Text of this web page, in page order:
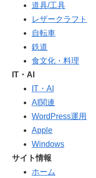
道具/工具
レザークラフト
自転車
鉄道
食文化・料理
IT・AI
IT・AI
AI関連
WordPress運用
Apple
Windows
サイト情報
ホーム